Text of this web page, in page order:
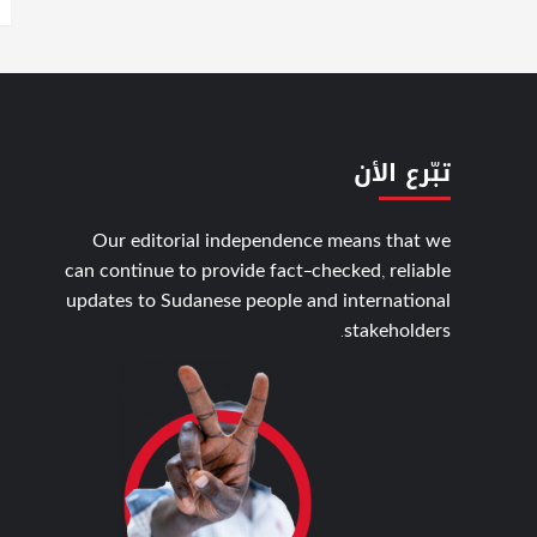
تبّرع الأن
Our editorial independence means that we
can continue to provide fact-checked, reliable
updates to Sudanese people and international
stakeholders.